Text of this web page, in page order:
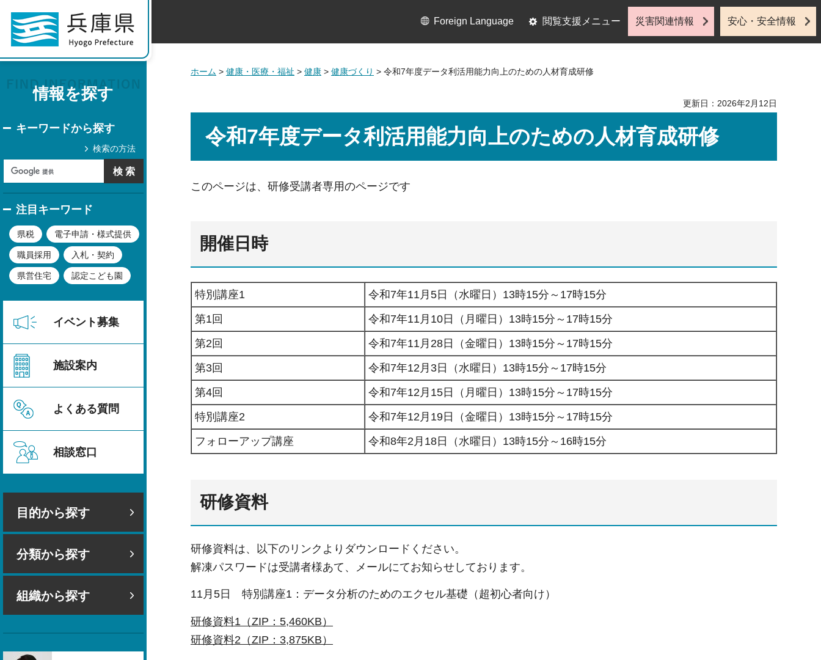
情報を探す
キーワードから探す
検索の方法
注目キーワード
県税 電子申請・様式提供
職員採用 入札・契約
県営住宅 認定こども園
イベント募集
施設案内
よくある質問
相談窓口
目的から探す
分類から探す
組織から探す
Foreign Language 閲覧支援メニュー 災害関連情報 安心・安全情報
ホーム > 健康・医療・福祉 > 健康 > 健康づくり > 令和7年度データ利活用能力向上のための人材育成研修
更新日：2026年2月12日
令和7年度データ利活用能力向上のための人材育成研修
このページは、研修受講者専用のページです
開催日時
特別講座1
令和7年11月5日（水曜日）13時15分～17時15分
第1回
令和7年11月10日（月曜日）13時15分～17時15分
第2回
令和7年11月28日（金曜日）13時15分～17時15分
第3回
令和7年12月3日（水曜日）13時15分～17時15分
第4回
令和7年12月15日（月曜日）13時15分～17時15分
特別講座2
令和7年12月19日（金曜日）13時15分～17時15分
フォローアップ講座
令和8年2月18日（水曜日）13時15分～16時15分
研修資料
研修資料は、以下のリンクよりダウンロードください。
解凍パスワードは受講者様あて、メールにてお知らせしております。
11月5日 特別講座1：データ分析のためのエクセル基礎（超初心者向け）
研修資料1（ZIP：5,460KB）
研修資料2（ZIP：3,875KB）